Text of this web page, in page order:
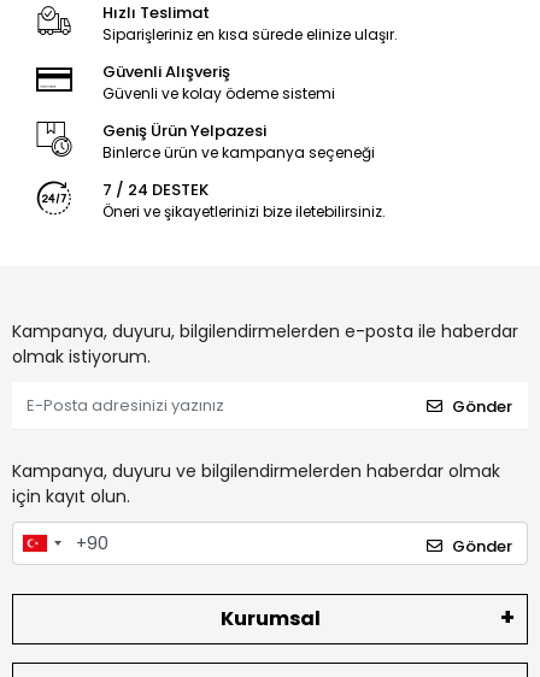
Hızlı Teslimat
Siparişleriniz en kısa sürede elinize ulaşır.
Güvenli Alışveriş
Güvenli ve kolay ödeme sistemi
Geniş Ürün Yelpazesi
Binlerce ürün ve kampanya seçeneği
7 / 24 DESTEK
Öneri ve şikayetlerinizi bize iletebilirsiniz.
Kampanya, duyuru, bilgilendirmelerden e-posta ile haberdar
olmak istiyorum.
Gönder
Kampanya, duyuru ve bilgilendirmelerden haberdar olmak
için kayıt olun.
Gönder
Kurumsal